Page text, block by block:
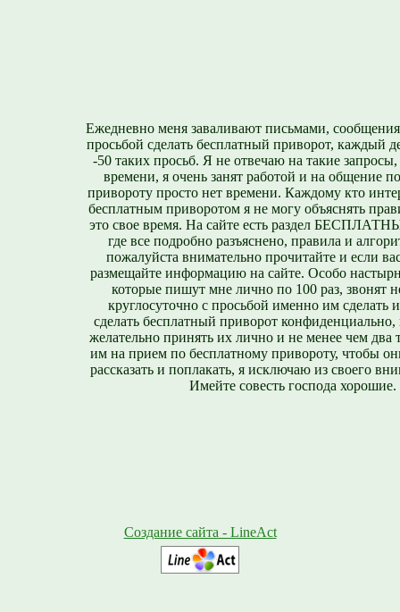
Ежедневно меня заваливают письмами,
просьбой сделать бесплатный приворот, каждый
-50 таких просьб. Я не отвечаю на такие
времени, я очень занят работой и на общение
привороту просто нет времени. Каждому кто
бесплатным приворотом я не могу объяснять
это свое время. На сайте есть раздел
где все подробно разъяснено, правила и
пожалуйста внимательно прочитайте и если
размещайте информацию на сайте. Особо
которые пишут мне лично по 100 раз, звонят
круглосуточно с просьбой именно им сделать
сделать бесплатный приворот конфиденциально,
желательно принять их лично и не менее чем два
им на прием по бесплатному привороту, чтобы
рассказать и поплакать, я исключаю из своего
Имейте совесть господа хорошие.
Создание сайта - LineAct